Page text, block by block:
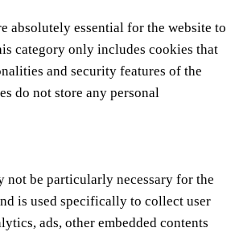
absolutely essential for the website to
category only includes cookies that
and security features of the
do not store any personal
not be particularly necessary for the
is used specifically to collect user
ads, other embedded contents